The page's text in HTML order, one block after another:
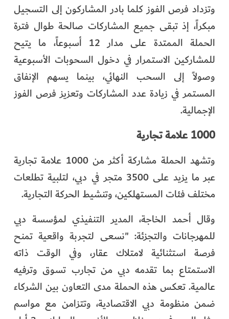
وتزداد فرص الفوز كلما بادر المشاركون إلى التسجيل
مبكراً، إذ تبقى جميع المشاركات صالحة طوال فترة
الحملة الممتدة على مدار 12 أسبوعاً، ما يتيح
للمشاركين الاستمرار في دخول السحوبات الأسبوعية
وصولاً إلى السحب النهائي، بينما يسهم الإنفاق
المستمر في زيادة عدد المشاركات وتعزيز فرص الفوز
الإجمالية.
1000 علامة تجارية
وتشهد الحملة مشاركة أكثر من 1000 علامة تجارية
عبر ما يزيد على 3500 متجر في دبي، لتلبية تطلعات
مختلف فئات المستهلكين، وتنشيط الحركة التجارية.
وقال أحمد الخاجة، المدير التنفيذي لمؤسسة دبي
للمهرجانات والتجزئة: "نسعى لتجربة واقعية تمنح
فرصة استثنائية لامتلاك عقار، وفي الوقت ذاته
الاستمتاع بما تقدمه دبي من تجارب تسوق وترفيه
عالمية. تعكس هذه الحملة مدى التعاون بين الشركاء
ضمن منظومة دبي الاقتصادية، وتتزامن مع مواسم